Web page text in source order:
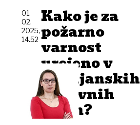
Kako je za
požarno
varnost
urejeno v
ljubljanskih
osnovnih
šolah?
01.
02.
2025,
14.52